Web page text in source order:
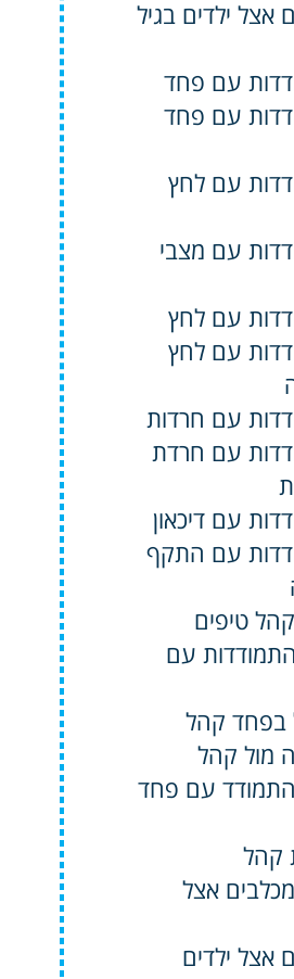
אצל ילדים בגיל
עם פחד
עם פחד
עם לחץ
עם מצבי
עם לחץ
עם לחץ
עם חרדות
עם חרדת
עם דיכאון
עם התקף
טיפים
עם
בפחד קהל
מול קהל
עם פחד
קהל
אצל
אצל ילדים